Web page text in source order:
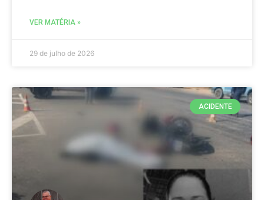
VER MATÉRIA »
29 de julho de 2026
ACIDENTE